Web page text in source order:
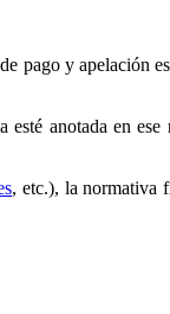
pago y apelación
anotada en ese
, etc.), la normativa